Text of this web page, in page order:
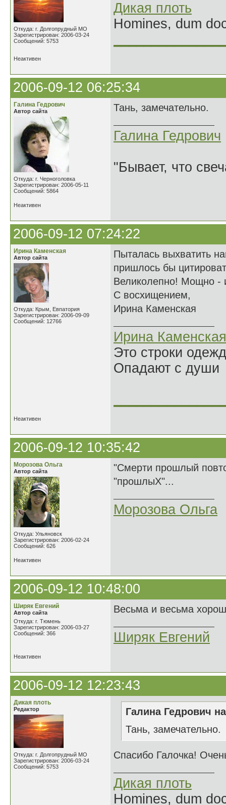
Откуда: г. Долгопрудный МО
Зарегистрирован: 2006-03-24
Сообщений: 5753
Дикая плоть
Homines, dum
Неактивен
2006-09-12 06:25:34
Галина Гедрович
Автор сайта
Откуда: г. Черноголовка
Зарегистрирован: 2006-05-11
Сообщений: 5864
Тань, замечательно.
Галина Гедрович
"Бывает, что
Неактивен
2006-09-12 07:24:22
Ирина Каменская
Автор сайта
Откуда: Крым, Евпатория
Зарегистрирован: 2006-09-09
Сообщений: 12766
Пыталась выхватить
пришлось бы
Великолепно! Мощно -
С восхищением,
Ирина Каменская
Ирина Каменская
Это строки
Опадают с души
Неактивен
2006-09-12 10:35:42
Морозова Ольга
Автор сайта
Откуда: Ульяновск
Зарегистрирован: 2006-02-24
Сообщений: 626
"Смерти прошлый
"прошлыХ"...
Морозова Ольга
Неактивен
2006-09-12 10:48:00
Ширяк Евгений
Автор сайта
Откуда: г. Тюмень
Зарегистрирован: 2006-03-27
Сообщений: 366
Весьма и весьма
Ширяк Евгений
Неактивен
2006-09-12 12:23:43
Дикая плоть
Редактор
Откуда: г. Долгопрудный МО
Зарегистрирован: 2006-03-24
Сообщений: 5753
Галина Гедрович
Тань, замечательно.
Спасибо Галочка!
Дикая плоть
Homines, dum